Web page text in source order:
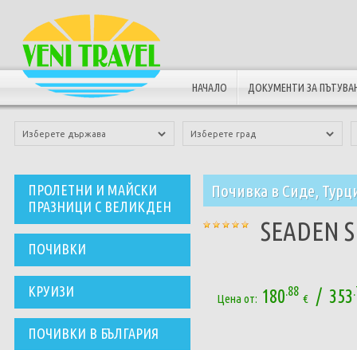
НАЧАЛО ДОКУМЕНТИ ЗА
ПРОЛЕТНИ И МАЙСКИ
ПРАЗНИЦИ С ВЕЛИКДЕН
ПОЧИВКИ
КРУИЗИ
ПОЧИВКИ В БЪЛГАРИЯ
Почивка в Сиде,
SEADEN
Цена от: 180.88
€ / 353